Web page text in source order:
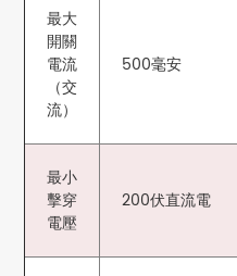
最大
開關
電流
（交
流）
500毫安
最小
擊穿
電壓
200伏直流電